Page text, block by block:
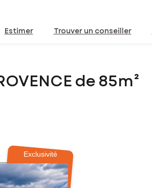
Estimer Trouver un conseiller
de 85m²
Exclusivité